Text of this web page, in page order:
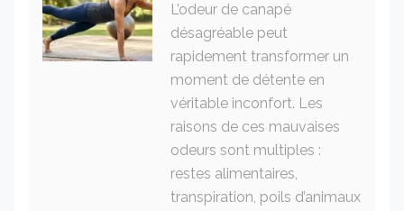
L’odeur de canapé
désagréable peut
rapidement transformer un
moment de détente en
véritable inconfort. Les
raisons de ces mauvaises
odeurs sont multiples :
restes alimentaires,
transpiration, poils d’animaux